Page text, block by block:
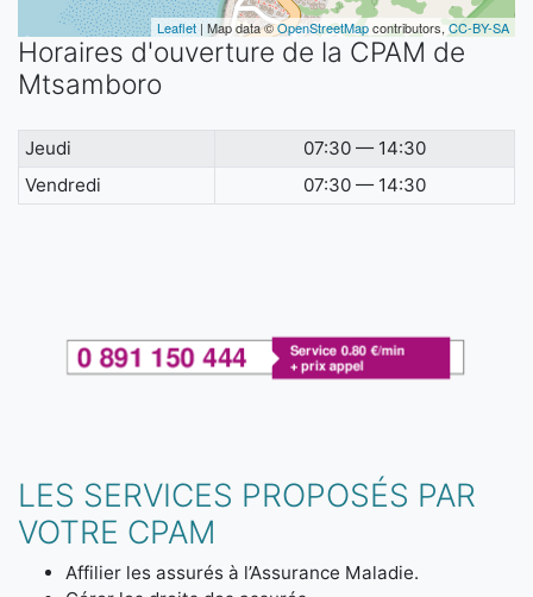
Leaflet | Map data ©OpenStreetMapcontributors, CC-BY-SA
Horaires d'ouverture de la CPAM de
Mtsamboro
Jeudi
07:30 — 14:30
Vendredi
07:30 — 14:30
LES SERVICES PROPOSÉS PAR
VOTRE CPAM
Affilier les assurés à l’Assurance Maladie.